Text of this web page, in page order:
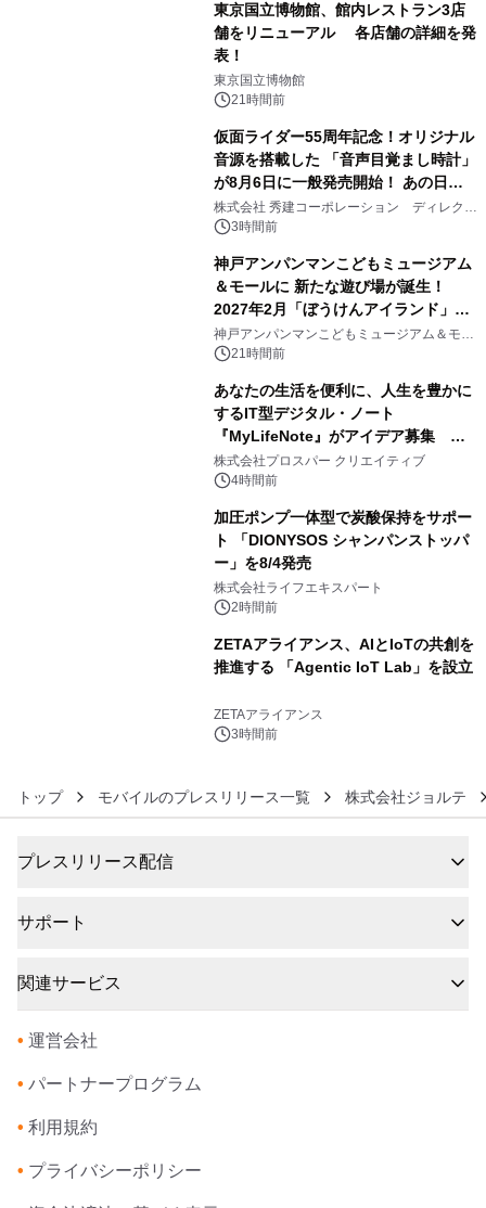
東京国立博物館、館内レストラン3店
舗をリニューアル 各店舗の詳細を発
表！
東京国立博物館
21時間前
仮面ライダー55周年記念！オリジナル
音源を搭載した 「音声目覚まし時計」
が8月6日に一般発売開始！ あの日の
大興奮が今甦る
株式会社 秀建コーポレーション ディレクト
アートギャラリー
3時間前
神戸アンパンマンこどもミュージアム
＆モールに 新たな遊び場が誕生！
2027年2月「ぼうけんアイランド」が
オープン
神戸アンパンマンこどもミュージアム＆モー
ル 21時間前
あなたの生活を便利に、人生を豊かに
するIT型デジタル・ノート
『MyLifeNote』がアイデア募集 優
秀賞100名に1年間無償試用
株式会社プロスパー クリエイティブ
4時間前
加圧ポンプ一体型で炭酸保持をサポー
ト 「DIONYSOS シャンパンストッパ
ー」を8/4発売
株式会社ライフエキスパート
2時間前
ZETAアライアンス、AIとIoTの共創を
推進する 「Agentic IoT Lab」を設立
ZETAアライアンス
3時間前
トップ モバイルのプレスリリース一覧 株式会社ジョルテ
プレスリリース配信
サポート
関連サービス
• 運営会社
• パートナープログラム
• 利用規約
• プライバシーポリシー